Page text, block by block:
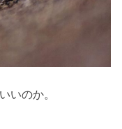
いのか。